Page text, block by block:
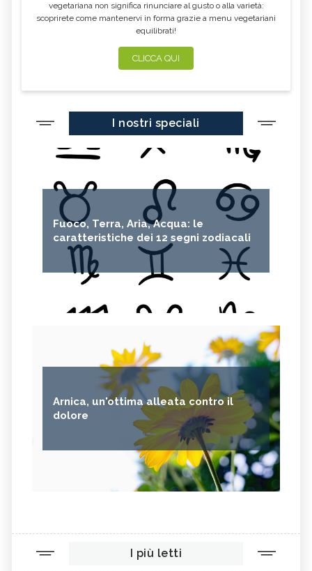
vegetariana non significa rinunciare al gusto o alla varietà:
scoprirete come mantenervi in forma grazie a menu vegetariani
equilibrati!
CLICCA QUI
I nostri speciali
Fuoco, Terra, Aria, Acqua: le
caratteristiche dei 12 segni zodiacali
Arnica, un'ottima alleata contro il
dolore
I più letti